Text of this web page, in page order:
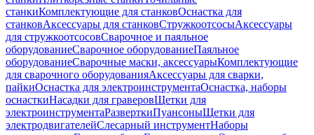
станкиКомплектующие для станковОснастка для
станковАксессуары для станковСтружкоотсосыАксессуары
для стружкоотсосовСварочное и паяльное
оборудованиеСварочное оборудованиеПаяльное
оборудованиеСварочные маски, аксессуарыКомплектующие
для сварочного оборудованияАксессуары для сварки,
пайкиОснастка для электроинструментаОснастка, наборы
оснасткиНасадки для граверовЩетки для
электроинструментаРазверткиПуансоныЩетки для
электродвигателейСлесарный инструментНаборы